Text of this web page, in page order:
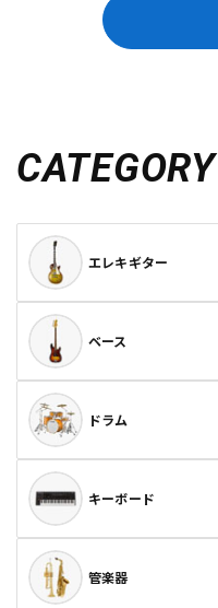
CATEGORY
エレキギター
ベース
ドラム
キーボード
管楽器